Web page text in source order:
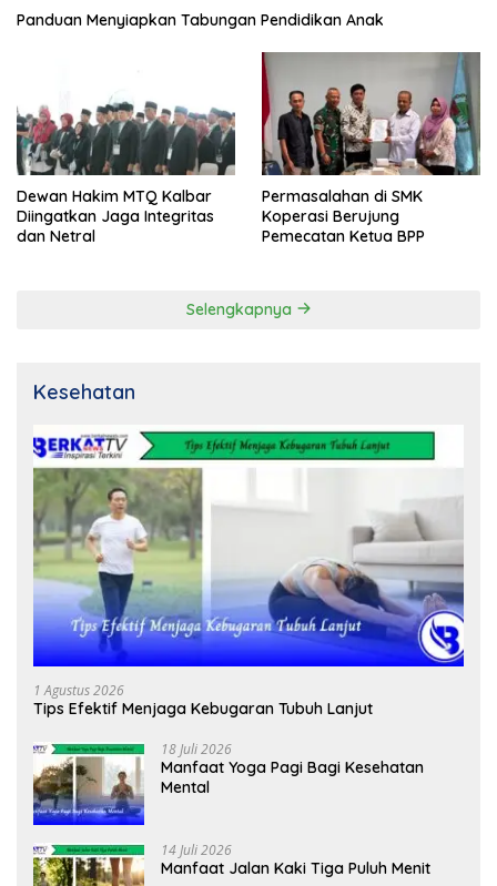
Panduan Menyiapkan Tabungan Pendidikan Anak
Dewan Hakim MTQ Kalbar
Diingatkan Jaga Integritas
dan Netral
Permasalahan di SMK
Koperasi Berujung
Pemecatan Ketua BPP
Selengkapnya
Kesehatan
1 Agustus 2026
Tips Efektif Menjaga Kebugaran Tubuh Lanjut
18 Juli 2026
Manfaat Yoga Pagi Bagi Kesehatan
Mental
14 Juli 2026
Manfaat Jalan Kaki Tiga Puluh Menit